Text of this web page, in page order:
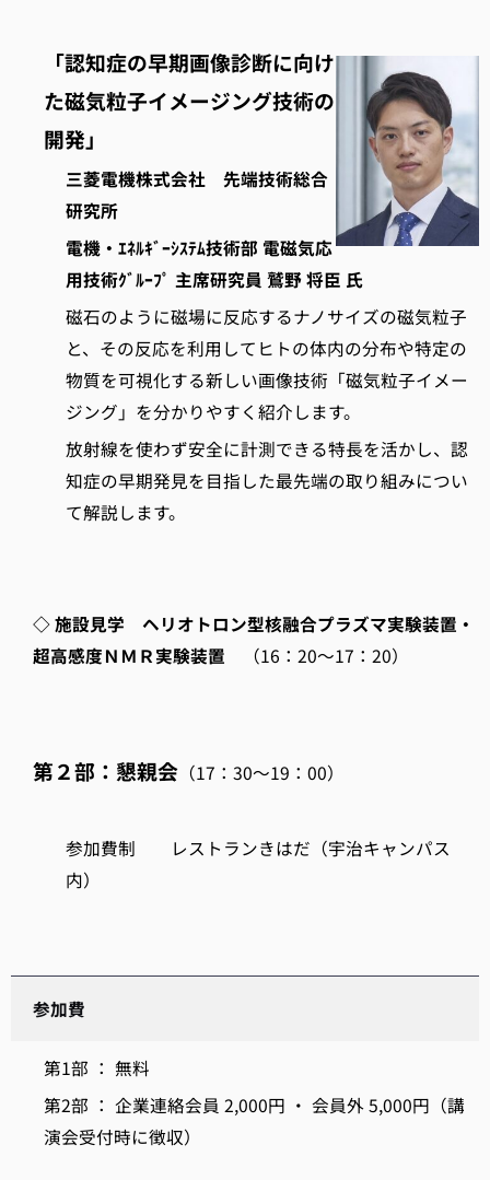
「認知症の早期画像診断に向け
た磁気粒子イメージング技術の
開発」
三菱電機株式会社 先端技術総合
研究所
電機・ｴﾈﾙｷﾞｰｼｽﾃﾑ技術部 電磁気応
用技術ｸﾞﾙｰﾌﾟ 主席研究員 鷲野 将臣 氏
磁石のように磁場に反応するナノサイズの磁気粒子
と、その反応を利用してヒトの体内の分布や特定の
物質を可視化する新しい画像技術「磁気粒子イメー
ジング」を分かりやすく紹介します。
放射線を使わず安全に計測できる特長を活かし、認
知症の早期発見を目指した最先端の取り組みについ
て解説します。
◇ 施設見学 ヘリオトロン型核融合プラズマ実験装置・
超高感度ＮＭＲ実験装置
（16：20～17：20）
第２部：懇親会 （17：30～19：00）
参加費制 レストランきはだ（宇治キャンパス
内）
参加費
第1部 ： 無料
第2部 ： 企業連絡会員 2,000円 ・ 会員外 5,000円（講
演会受付時に徴収）